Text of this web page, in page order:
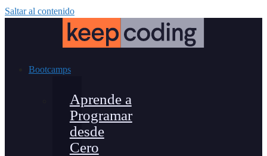
Saltar al contenido
Bootcamps
Aprende a
Programar
desde
Cero